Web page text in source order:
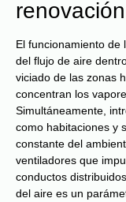
El funcionamiento de
del flujo de aire
viciado de las zonas
concentran los
Simultáneamente,
como habitaciones y
constante del
ventiladores que
conductos
del aire es un